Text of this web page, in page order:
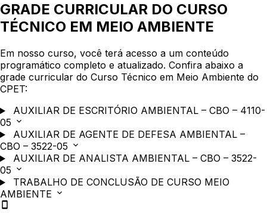
GRADE CURRICULAR DO CURSO
TÉCNICO EM MEIO AMBIENTE
Em nosso curso, você terá acesso a um conteúdo
programático completo e atualizado. Confira abaixo a
grade curricular do Curso Técnico em Meio Ambiente do
CPET:
AUXILIAR DE ESCRITÓRIO AMBIENTAL – CBO – 4110-
05
AUXILIAR DE AGENTE DE DEFESA AMBIENTAL –
CBO – 3522-05
AUXILIAR DE ANALISTA AMBIENTAL – CBO – 3522-
05
TRABALHO DE CONCLUSÃO DE CURSO MEIO
AMBIENTE